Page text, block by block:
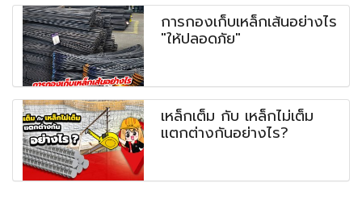
การกองเก็บเหล็กเส้นอย่างไร
"ให้ปลอดภัย"
เหล็กเต็ม กับ เหล็กไม่เต็ม
แตกต่างกันอย่างไร?